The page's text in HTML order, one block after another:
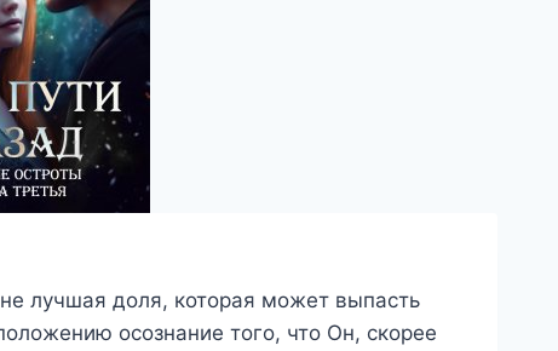
лучшая доля, которая может выпасть
осознание того, что Он, скорее